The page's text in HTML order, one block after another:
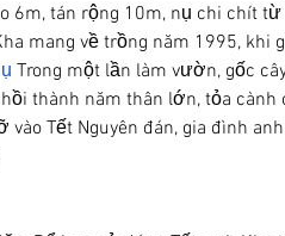
6m, tán rộng 10m, nụ chi chít
mang về trồng năm 1995, khi
Trong một lần làm vườn, gốc
thành năm thân lớn, tỏa cành
Tết Nguyên đán, gia đình